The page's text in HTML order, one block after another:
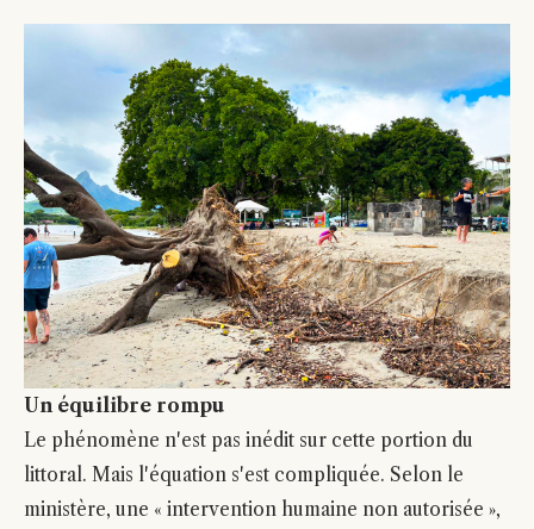
Un équilibre rompu
Le phénomène n'est pas inédit sur cette portion du
littoral. Mais l'équation s'est compliquée. Selon le
ministère, une « intervention humaine non autorisée »,